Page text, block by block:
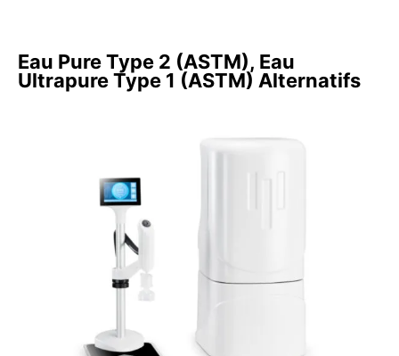
Eau Pure Type 2 (ASTM), Eau
Ultrapure Type 1 (ASTM) Alternatifs